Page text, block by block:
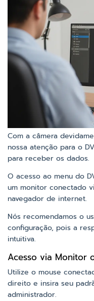
Com a câmera
nossa atenção para o
para receber os dados.
O acesso ao menu do
um monitor conectado
navegador de internet.
Nós recomendamos o
configuração, pois a
intuitiva.
Acesso via Monitor
Utilize o mouse
direito e insira seu
administrador.